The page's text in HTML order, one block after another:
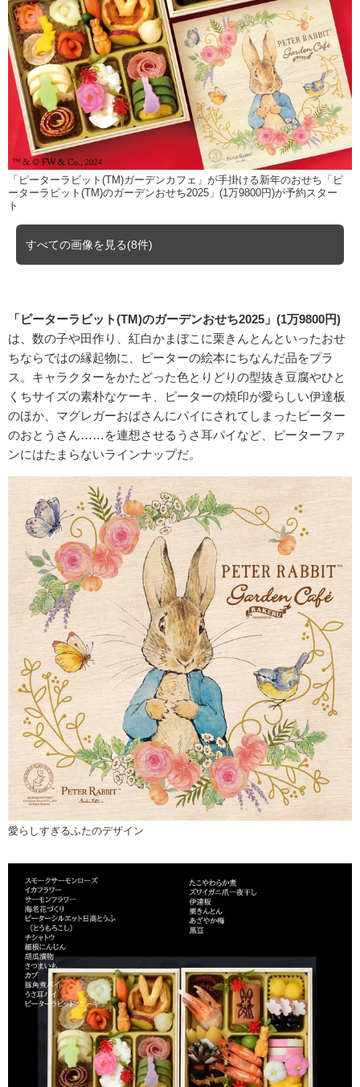
「ピーターラビット(TM)ガーデンカフェ」が手掛ける新年のおせち「ピ
ーターラビット(TM)のガーデンおせち2025」(1万9800円)が予約スター
ト
すべての画像を見る(8件)
「ピーターラビット(TM)のガーデンおせち2025」(1万9800円)
は、数の子や田作り、紅白かまぼこに栗きんとんといったおせ
ちならではの縁起物に、ピーターの絵本にちなんだ品をプラ
ス。キャラクターをかたどった色とりどりの型抜き豆腐やひと
くちサイズの素朴なケーキ、ピーターの焼印が愛らしい伊達板
のほか、マグレガーおばさんにパイにされてしまったピーター
のおとうさん……を連想させるうさ耳パイなど、ピーターファ
ンにはたまらないラインナップだ。
愛らしすぎるふたのデザイン